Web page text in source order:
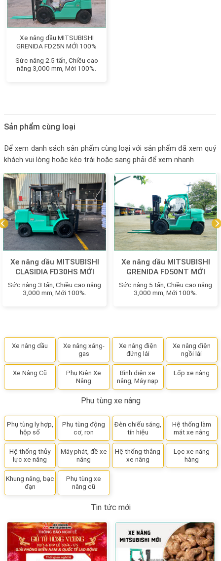
Xe nâng dầu MITSUBISHI
GRENIDA FD25N MỚI 100%
Sức nâng 2.5 tấn, Chiều cao
nâng 3,000 mm, Mới 100%.
Sản phẩm cùng loại
Để xem danh sách sản phẩm cùng loại với sản phẩm đã xem quý
khách vui lòng hoặc kéo trái hoặc sang phải để xem nhanh
Xe nâng dầu MITSUBISHI
CLASIDIA FD30HS MỚI
100%
Sức nâng 3 tấn, Chiều cao nâng
3,000 mm, Mới 100%.
Xe nâng dầu MITSUBISHI
GRENIDA FD50NT MỚI
100%
Sức nâng 5 tấn, Chiều cao nâng
3,000 mm, Mới 100%.
Xe nâng dầu
Xe nâng xăng-
gas
Xe nâng điện
đứng lái
Xe nâng điện
ngồi lái
Xe Nâng Cũ
Phụ Kiện Xe
Nâng
Bình điện xe
nâng, Máy nạp
Lốp xe nâng
Phụ tùng xe nâng
Phụ tùng ly hợp,
hộp số
Phụ tùng động
cơ, ron
Đèn chiếu sáng,
tín hiệu
Hệ thống làm
mát xe nâng
Hệ thống thủy
lực xe nâng
Máy phát, đề xe
nâng
Hệ thống thắng
xe nâng
Lọc xe nâng
hàng
Khung nâng, bạc
đạn
Phụ tùng xe
nâng cũ
Tin tức mới